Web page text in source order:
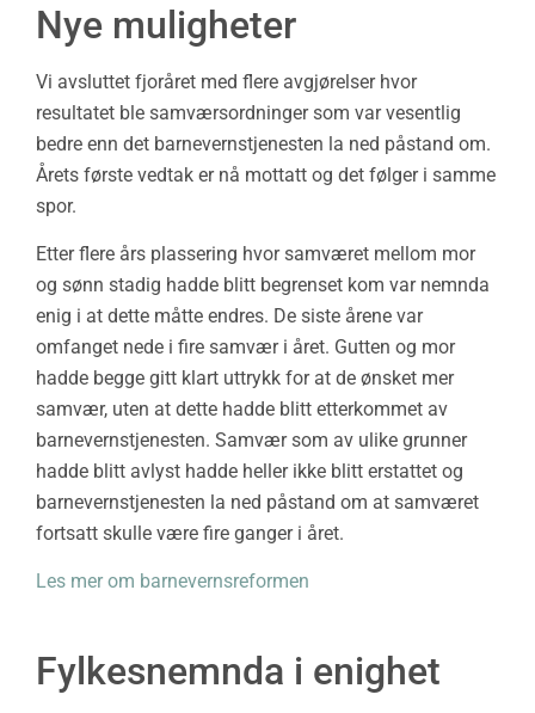
Nye muligheter
Vi avsluttet fjoråret med flere avgjørelser hvor
resultatet ble samværsordninger som var vesentlig
bedre enn det barnevernstjenesten la ned påstand om.
Årets første vedtak er nå mottatt og det følger i samme
spor.
Etter flere års plassering hvor samværet mellom mor
og sønn stadig hadde blitt begrenset kom var nemnda
enig i at dette måtte endres. De siste årene var
omfanget nede i fire samvær i året. Gutten og mor
hadde begge gitt klart uttrykk for at de ønsket mer
samvær, uten at dette hadde blitt etterkommet av
barnevernstjenesten. Samvær som av ulike grunner
hadde blitt avlyst hadde heller ikke blitt erstattet og
barnevernstjenesten la ned påstand om at samværet
fortsatt skulle være fire ganger i året.
Les mer om barnevernsreformen
Fylkesnemnda i enighet